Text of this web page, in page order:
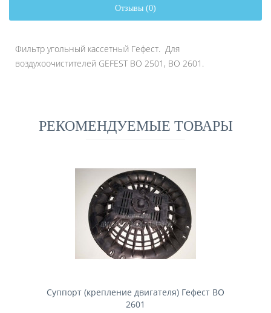
Отзывы (0)
Фильтр угольный кассетный Гефест. Для
воздухоочистителей GEFEST ВО 2501, ВО 2601.
РЕКОМЕНДУЕМЫЕ ТОВАРЫ
Суппорт (крепление двигателя) Гефест ВО
2601